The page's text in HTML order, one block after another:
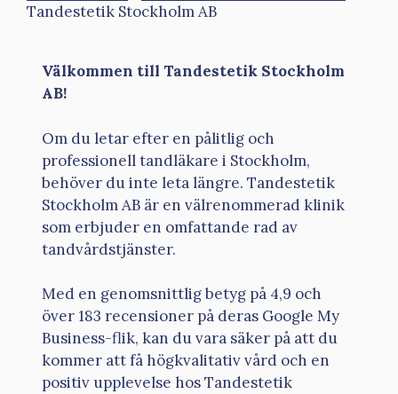
Tandestetik Stockholm AB
Välkommen till Tandestetik Stockholm
AB!
Om du letar efter en pålitlig och
professionell tandläkare i Stockholm,
behöver du inte leta längre. Tandestetik
Stockholm AB är en välrenommerad klinik
som erbjuder en omfattande rad av
tandvårdstjänster.
Med en genomsnittlig betyg på 4,9 och
över 183 recensioner på deras Google My
Business-flik, kan du vara säker på att du
kommer att få högkvalitativ vård och en
positiv upplevelse hos Tandestetik